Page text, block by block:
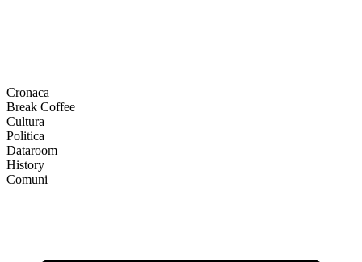
Cronaca
Break Coffee
Cultura
Politica
Dataroom
History
Comuni